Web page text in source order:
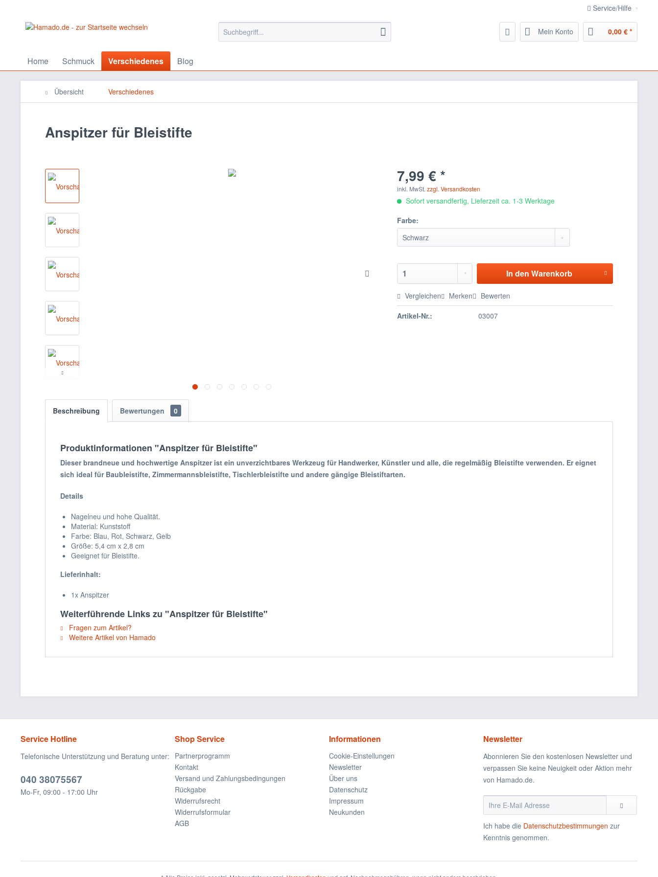
Service/Hilfe
Mein Konto 0,00 € *
Home Schmuck Verschiedenes Blog
Übersicht Verschiedenes
Anspitzer für Bleistifte
7,99 € *
inkl. MwSt.zzgl. Versandkosten
Sofort versandfertig, Lieferzeit ca. 1-3 Werktage
Farbe:
In den Warenkorb
Vergleichen Merken Bewerten
Artikel-Nr.: 03007
Beschreibung Bewertungen 0
Produktinformationen "Anspitzer für Bleistifte"
Dieser brandneue und hochwertige Anspitzer ist ein unverzichtbares Werkzeug für Handwerker, Künstler und alle, die regelmäßig Bleistifte verwenden. Er eignet
sich ideal für Baubleistifte, Zimmermannsbleistifte, Tischlerbleistifte und andere gängige Bleistiftarten.
Details
Nagelneu und hohe Qualität.
Material: Kunststoff
Farbe: Blau, Rot, Schwarz, Gelb
Größe: 5,4 cm x 2,8 cm
Geeignet für Bleistifte.
Lieferinhalt:
1x Anspitzer
Weiterführende Links zu "Anspitzer für Bleistifte"
Fragen zum Artikel?
Weitere Artikel von Hamado
Service Hotline
Telefonische Unterstützung und Beratung unter:
040 38075567
Mo-Fr, 09:00 - 17:00 Uhr
Shop Service
Partnerprogramm
Kontakt
Versand und Zahlungsbedingungen
Rückgabe
Widerrufsrecht
Widerrufsformular
AGB
Informationen
Cookie-Einstellungen
Newsletter
Über uns
Datenschutz
Impressum
Neukunden
Newsletter
Abonnieren Sie den kostenlosen Newsletter und
verpassen Sie keine Neuigkeit oder Aktion mehr
von Hamado.de.
Ich habe die Datenschutzbestimmungen zur
Kenntnis genommen.